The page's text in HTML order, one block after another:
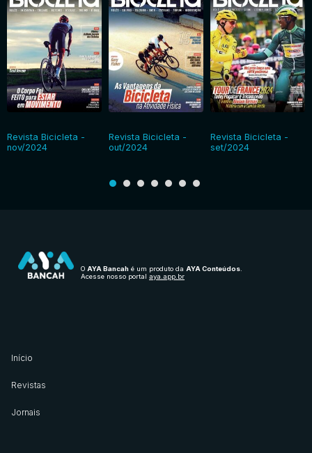
Revista Bicicleta -
nov/2024
Revista Bicicleta -
out/2024
Revista Bicicleta -
set/2024
O AYA Bancah é um produto da AYA Conteúdos.
Acesse nosso portal aya.app.br
Início
Revistas
Jornais